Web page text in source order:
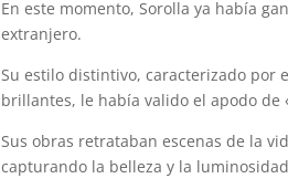
En este momento, Sorolla ya había
extranjero.
Su estilo distintivo, caracterizado por
brillantes, le había valido el apodo de
Sus obras retrataban escenas de la
capturando la belleza y la